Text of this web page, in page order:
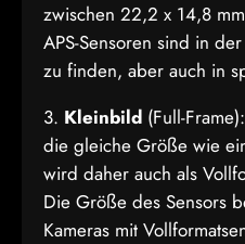
zwischen 22,2 x 14,8
APS-Sensoren sind in
zu finden, aber auch in
3. Kleinbild (Full-
die gleiche Größe wie
wird daher auch als
Die Größe des Sensors
Kameras mit